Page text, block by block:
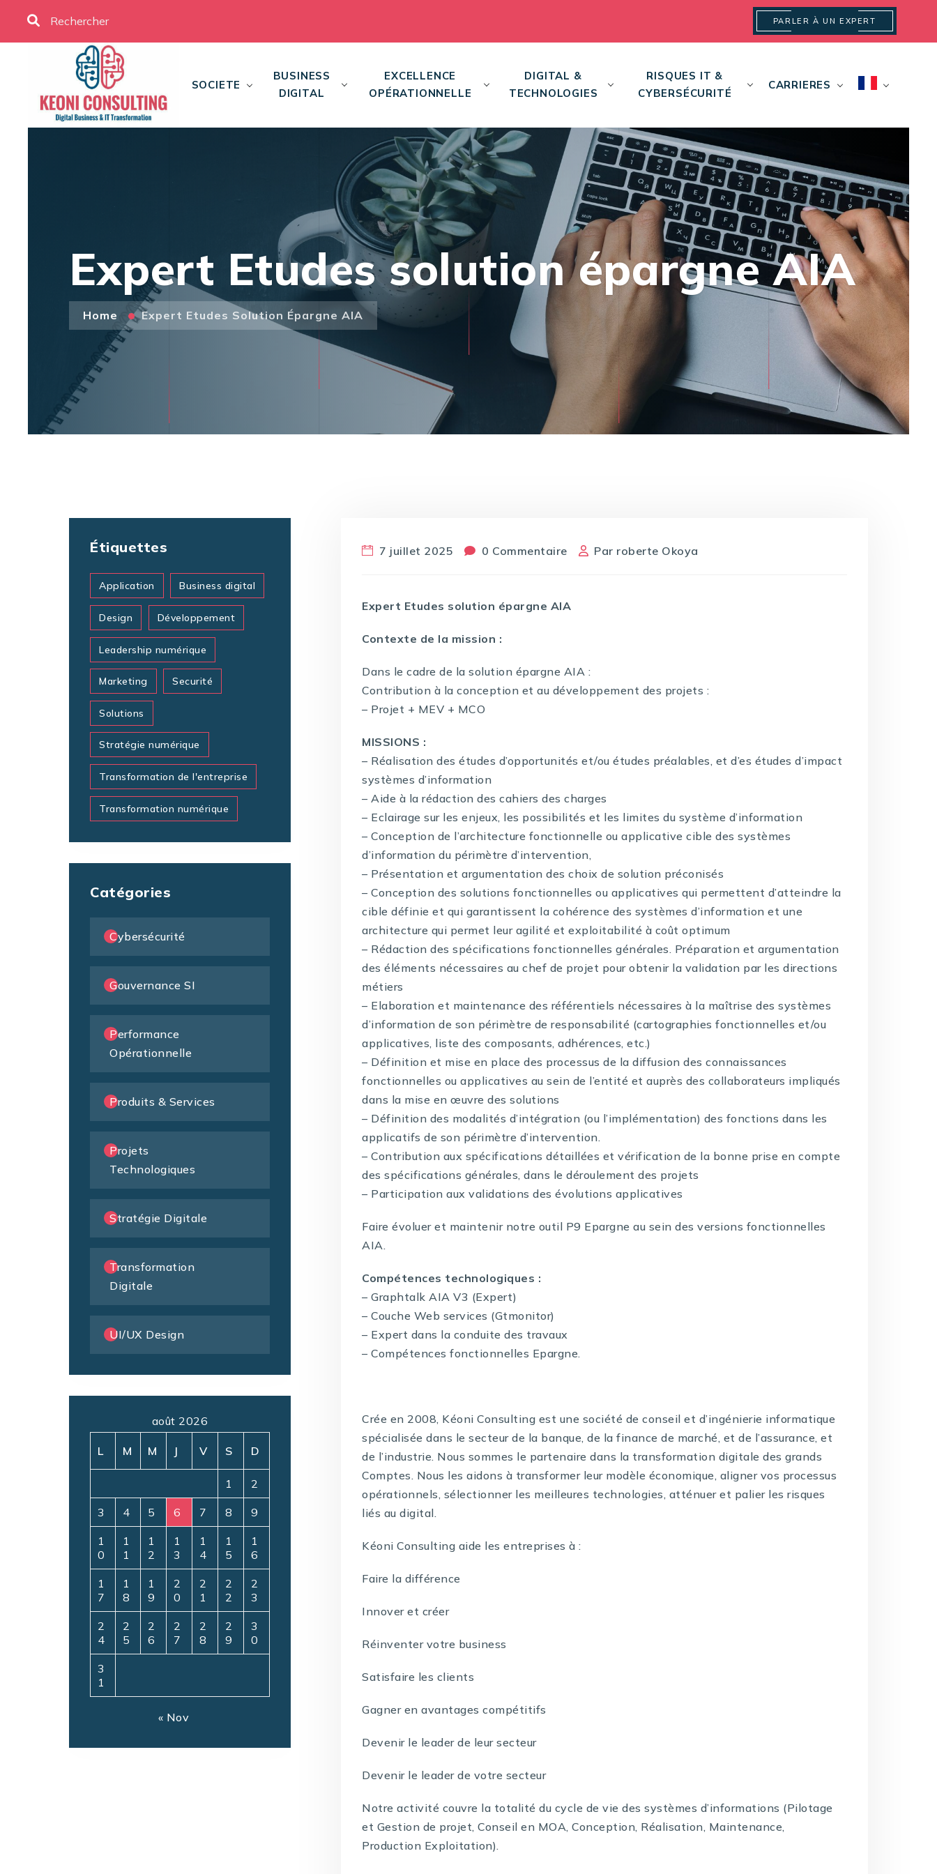
PARLER À UN EXPERT
SOCIETE
BUSINESS
DIGITAL
EXCELLENCE
OPÉRATIONNELLE
DIGITAL &
TECHNOLOGIES
RISQUES IT &
CYBERSÉCURITÉ
CARRIERES
Expert Etudes solution épargne AIA
Home Expert Etudes Solution Épargne AIA
7 juillet 2025 0 Commentaire Par roberte Okoya
Expert Etudes solution épargne AIA
Contexte de la mission :
Dans le cadre de la solution épargne AIA :
Contribution à la conception et au développement des projets :
– Projet + MEV + MCO
MISSIONS :
– Réalisation des études d’opportunités et/ou études préalables, et d’es études d’impact
systèmes d’information
– Aide à la rédaction des cahiers des charges
– Eclairage sur les enjeux, les possibilités et les limites du système d’information
– Conception de l’architecture fonctionnelle ou applicative cible des systèmes
d’information du périmètre d’intervention,
– Présentation et argumentation des choix de solution préconisés
– Conception des solutions fonctionnelles ou applicatives qui permettent d’atteindre la
cible définie et qui garantissent la cohérence des systèmes d’information et une
architecture qui permet leur agilité et exploitabilité à coût optimum
– Rédaction des spécifications fonctionnelles générales. Préparation et argumentation
des éléments nécessaires au chef de projet pour obtenir la validation par les directions
métiers
– Elaboration et maintenance des référentiels nécessaires à la maîtrise des systèmes
d’information de son périmètre de responsabilité (cartographies fonctionnelles et/ou
applicatives, liste des composants, adhérences, etc.)
– Définition et mise en place des processus de la diffusion des connaissances
fonctionnelles ou applicatives au sein de l’entité et auprès des collaborateurs impliqués
dans la mise en œuvre des solutions
– Définition des modalités d’intégration (ou l’implémentation) des fonctions dans les
applicatifs de son périmètre d’intervention.
– Contribution aux spécifications détaillées et vérification de la bonne prise en compte
des spécifications générales, dans le déroulement des projets
– Participation aux validations des évolutions applicatives
Faire évoluer et maintenir notre outil P9 Epargne au sein des versions fonctionnelles
AIA.
Compétences technologiques :
– Graphtalk AIA V3 (Expert)
– Couche Web services (Gtmonitor)
– Expert dans la conduite des travaux
– Compétences fonctionnelles Epargne.
Crée en 2008, Kéoni Consulting est une société de conseil et d’ingénierie informatique
spécialisée dans le secteur de la banque, de la finance de marché, et de l’assurance, et
de l’industrie. Nous sommes le partenaire dans la transformation digitale des grands
Comptes. Nous les aidons à transformer leur modèle économique, aligner vos processus
opérationnels, sélectionner les meilleures technologies, atténuer et palier les risques
liés au digital.
Kéoni Consulting aide les entreprises à :
Faire la différence
Innover et créer
Réinventer votre business
Satisfaire les clients
Gagner en avantages compétitifs
Devenir le leader de leur secteur
Devenir le leader de votre secteur
Notre activité couvre la totalité du cycle de vie des systèmes d’informations (Pilotage
et Gestion de projet, Conseil en MOA, Conception, Réalisation, Maintenance,
Production Exploitation).
Étiquettes
Application Business digital
Design Développement
Leadership numérique
Marketing Securité
Solutions
Stratégie numérique
Transformation de l'entreprise
Transformation numérique
Catégories
Cybersécurité
Gouvernance SI
Performance
Opérationnelle
Produits & Services
Projets
Technologiques
Stratégie Digitale
Transformation
Digitale
UI/UX Design
août 2026
L M M J V S D
1 2
3 4 5 6 7 8 9
1
0
1
1
1
2
1
3
1
4
1
5
1
6
1
7
1
8
1
9
2
0
2
1
2
2
2
3
2
4
2
5
2
6
2
7
2
8
2
9
3
0
3
1
« Nov